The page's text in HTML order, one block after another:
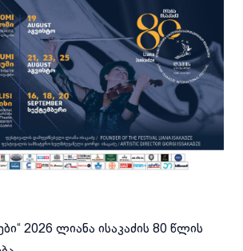
2026 ლიანა ისაკაძის 80 წლის